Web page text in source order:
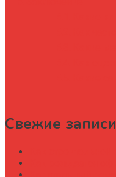
Свежие записи